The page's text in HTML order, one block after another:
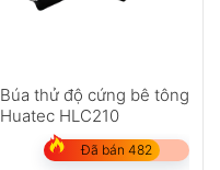
Búa thử độ cứng bê tông
Huatec HLC210
Đã bán 482